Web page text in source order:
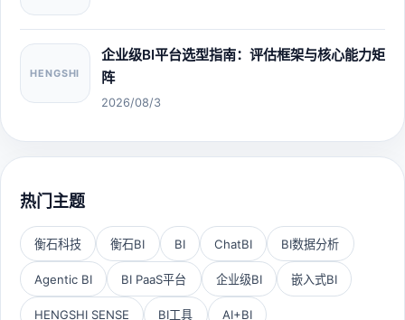
HENGSHI
企业级BI平台选型指南：评估框架与核心能力矩
阵
2026/08/3
热门主题
衡石科技 衡石BI BI ChatBI BI数据分析
Agentic BI BI PaaS平台 企业级BI 嵌入式BI
HENGSHI SENSE BI工具 AI+BI